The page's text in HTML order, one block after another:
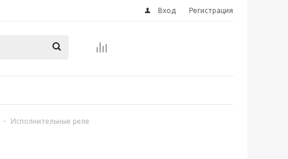
Вход Регистрация
- Исполнительные реле